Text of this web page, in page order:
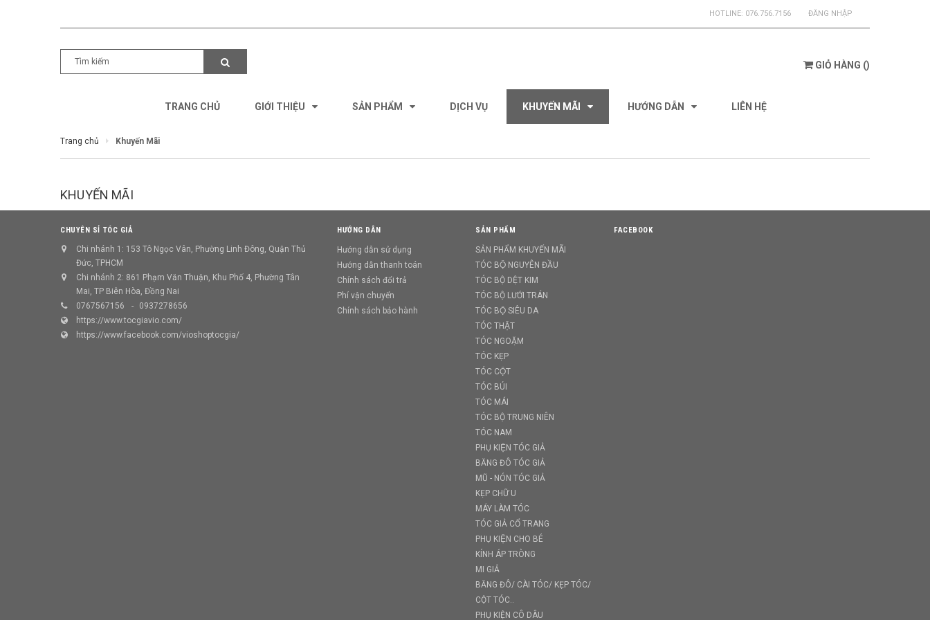
HOTLINE: 076.756.7156 ĐĂNG NHẬP
GIỎ HÀNG ()
TRANG CHỦ GIỚI THIỆU SẢN PHẨM DỊCH VỤ KHUYẾN MÃI HƯỚNG DẪN LIÊN HỆ
Trang chủ Khuyến Mãi
KHUYẾN MÃI
CHUYÊN SỈ TÓC GIẢ
Chi nhánh 1: 153 Tô Ngọc Vân, Phường Linh Đông, Quận Thủ
Đức, TPHCM
Chi nhánh 2: 861 Phạm Văn Thuận, Khu Phố 4, Phường Tân
Mai, TP Biên Hòa, Đồng Nai
0767567156
0937278656
https://www.tocgiavio.com/
https://www.facebook.com/vioshoptocgia/
HƯỚNG DẪN
Hướng dẫn sử dụng
Hướng dẫn thanh toán
Chính sách đổi trả
Phí vận chuyển
Chính sách bảo hành
SẢN PHẨM
SẢN PHẨM KHUYẾN MÃI
TÓC BỘ NGUYÊN ĐẦU
TÓC BỘ DỆT KIM
TÓC BỘ LƯỚI TRÁN
TÓC BỘ SIÊU DA
TÓC THẬT
TÓC NGOẶM
TÓC KẸP
TÓC CỘT
TÓC BÚI
TÓC MÁI
TÓC BỘ TRUNG NIÊN
TÓC NAM
PHỤ KIỆN TÓC GIẢ
BĂNG ĐÔ TÓC GIẢ
MŨ - NÓN TÓC GIẢ
KẸP CHỮ U
MÁY LÀM TÓC
TÓC GIẢ CỔ TRANG
PHỤ KIỆN CHO BÉ
KÍNH ÁP TRÒNG
MI GIẢ
BĂNG ĐÔ/ CÀI TÓC/ KẸP TÓC/
CỘT TÓC..
PHỤ KIỆN CÔ DÂU
FACEBOOK